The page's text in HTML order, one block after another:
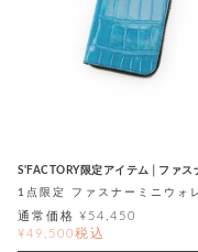
通常価格 ¥ 54,450
¥49,500税込